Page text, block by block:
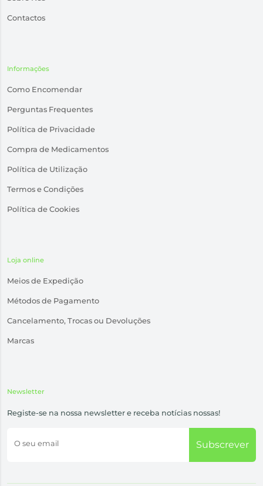
Contactos
Informações
Como Encomendar
Perguntas Frequentes
Política de Privacidade
Compra de Medicamentos
Política de Utilização
Termos e Condições
Política de Cookies
Loja online
Meios de Expedição
Métodos de Pagamento
Cancelamento, Trocas ou Devoluções
Marcas
Newsletter
Registe-se na nossa newsletter e receba notícias nossas!
O seu email Subscrever